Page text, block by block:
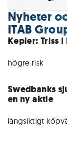
Nyheter
ITAB
Kepler: Triss
För
högre risk
Swedbanks
en ny aktie
För
långsiktigt